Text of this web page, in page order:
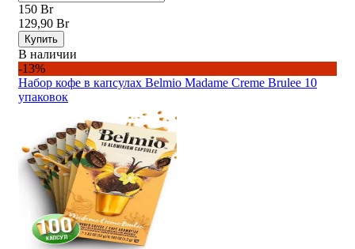
150 Br
129,90 Br
Купить
В наличии
-13%
Набор кофе в капсулах Belmio Madame Creme Brulee 10
упаковок